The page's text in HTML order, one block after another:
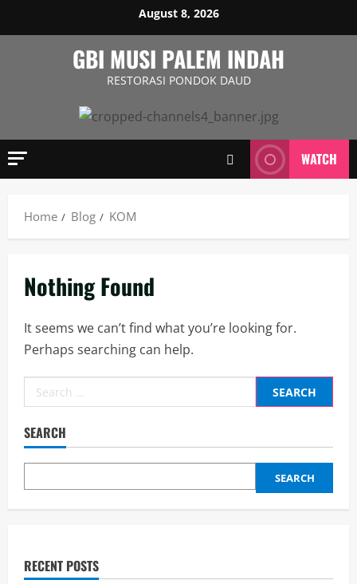
August 8, 2026
GBI MUSI PALEM INDAH
RESTORASI PONDOK DAUD
WATCH
Home Blog KOM
Nothing Found
It seems we can’t find what you’re looking for.
Perhaps searching can help.
SEARCH
SEARCH
RECENT POSTS